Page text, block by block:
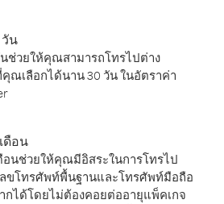
วัน
ช่วยให้คุณสามารถโทรไปต่าง
ณเลือกได้นาน 30 วัน ในอัตราค่า
ดือน
อนช่วยให้คุณมีอิสระในการโทรไป
ลขโทรศัพท์พื้นฐานและโทรศัพท์มือถือ
กได้โดยไม่ต้องคอยต่ออายุแพ็คเกจ